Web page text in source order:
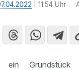
| 11:54 Uhr
Grundstück